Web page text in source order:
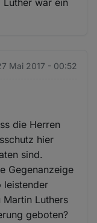
Mai 2017 - 00:52
die Herren
hier
sind.
Gegenanzeige
leistender
Luthers
geboten?